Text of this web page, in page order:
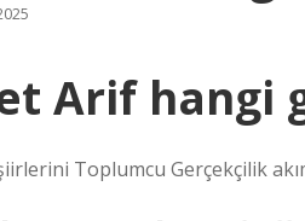
Arif hangi
Toplumcu Gerçekçilik